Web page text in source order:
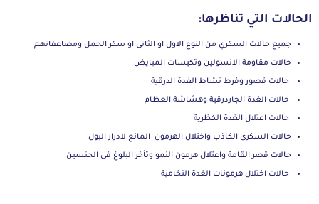
الحالات التي تناظرها:
جميع حالات السكري من النوع الاول او الثانى او سكر الحمل ومضاعفاتهم
حالات مقاومة الانسولين وتكيسات المبايض
حالات قصور وفرط نشاط الغدة الدرقية
حالات الغدة الجاردرقية وهشاشة العظام
حالات اعتلال الغدة الكظرية
حالات السكرى الكاذب واختلال الهرمون المانع لادرار البول
حالات قصر القامة واعتلال هرمون النمو وتأخر البلوغ فى الجنسين
حالات اختلال هرمونات الغدة النخامية